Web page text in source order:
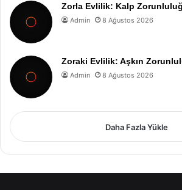
Zorla Evlilik: Kalp
Admin 8 Ağustos 2026
Zoraki Evlilik: Aşkın
Admin 8 Ağustos 2026
Daha Fazla Yükle